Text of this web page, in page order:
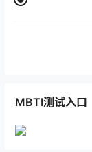
MBTI测试入口